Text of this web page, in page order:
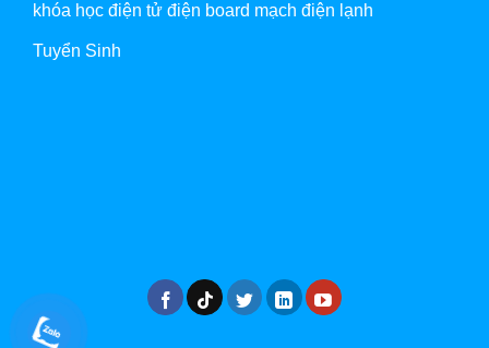
khóa học điện tử điện board mạch điện lạnh
Tuyển Sinh